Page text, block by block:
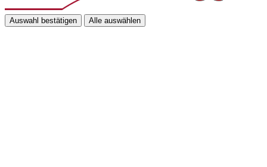
Auswahl bestätigen Alle auswählen